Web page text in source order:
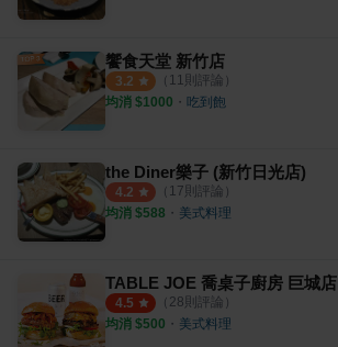
饗食天堂 新竹店
3.2 （ 11 則評論）
均消 $1000 ・ 吃到飽
the Diner樂子 (新竹日光店)
4.2 （ 17則評論）
均消 $588 ・ 美式料理
TABLE JOE 喬桌子廚房 巨城店
4.5 （ 28則評論）
均消 $500 ・ 美式料理